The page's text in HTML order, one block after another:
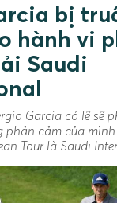
bị
hành vi
Saudi
Garcia có lẽ sẽ
phản cảm của
Tour là Saudi